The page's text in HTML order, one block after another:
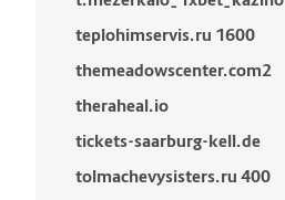
teplohimservis.ru 1600
themeadowscenter.com2
theraheal.io
tickets-saarburg-kell.de
tolmachevysisters.ru 400